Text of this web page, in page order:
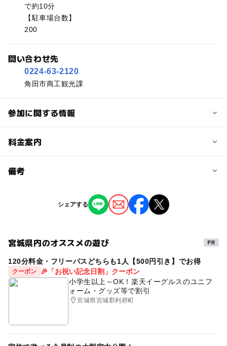
で約10分
【駐車場台数】
200
問い合わせ先
0224-63-2120
角田市商工観光課
参加に関する情報
予約/応募
料金案内
料金について
備考
※掲載の情報は天候や主催者側の都合などにより変更にな
ることがあります。
シェアする
宮城県内のオススメの遊び
120分料金・フリーパスどちらも1人【500円引き】でお得
クーポン
🎉「お祝い記念日割」クーポン
小学生以上～OK！楽天イーグルスのユニフ
ォーム・グッズ等で割引
宮城県宮城郡利府町